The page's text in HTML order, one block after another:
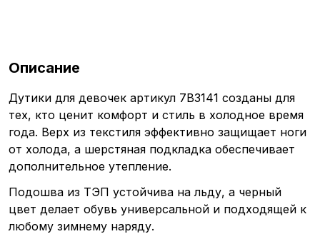
Описание
Дутики для девочек артикул 7B3141 созданы для
тех, кто ценит комфорт и стиль в холодное время
года. Верх из текстиля эффективно защищает ноги
от холода, а шерстяная подкладка обеспечивает
дополнительное утепление.
Подошва из ТЭП устойчива на льду, а черный
цвет делает обувь универсальной и подходящей к
любому зимнему наряду.